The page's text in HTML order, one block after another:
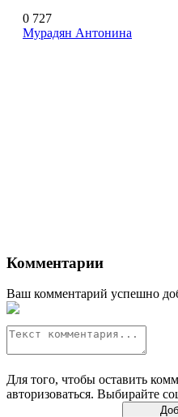
0 727
Мурадян Антонина
Комментарии
Ваш комментарий успешно
Для того, чтобы оставить
авторизоваться. Выбирайте